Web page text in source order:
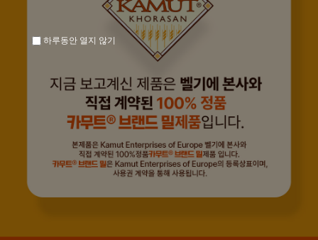
하루동안 열지 않기